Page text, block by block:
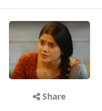
Share